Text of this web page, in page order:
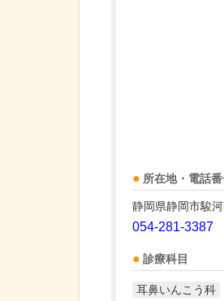
所在地・電話
静岡県静岡市駿
054-281-3387
診療科目
耳鼻いんこう科